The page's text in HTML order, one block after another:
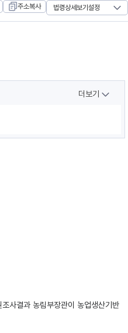
주소복사 법령상세보기설정
더보기
사결과 농림부장관이 농업생산기반